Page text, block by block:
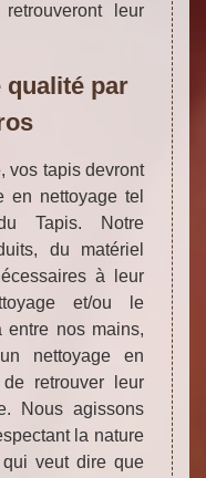
leur
qualité par
vos tapis devront
en nettoyage tel
Tapis. Notre
du matériel
à leur
et/ou le
entre nos mains,
nettoyage en
retrouver leur
Nous agissons
la nature
veut dire que